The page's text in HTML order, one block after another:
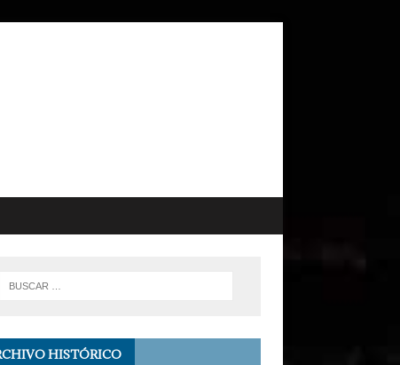
HISTÓRICO